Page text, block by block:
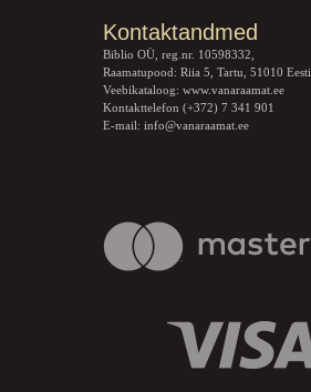
Kontaktandmed
Biblio OÜ, reg.nr. 10598332,
Raamatupood: Riia 5, Tartu, 51010 Eesti
Veebikataloog: www.vanaraamat.ee
Kontakttelefon (+372) 7 341 901
E-mail: info@vanaraamat.ee